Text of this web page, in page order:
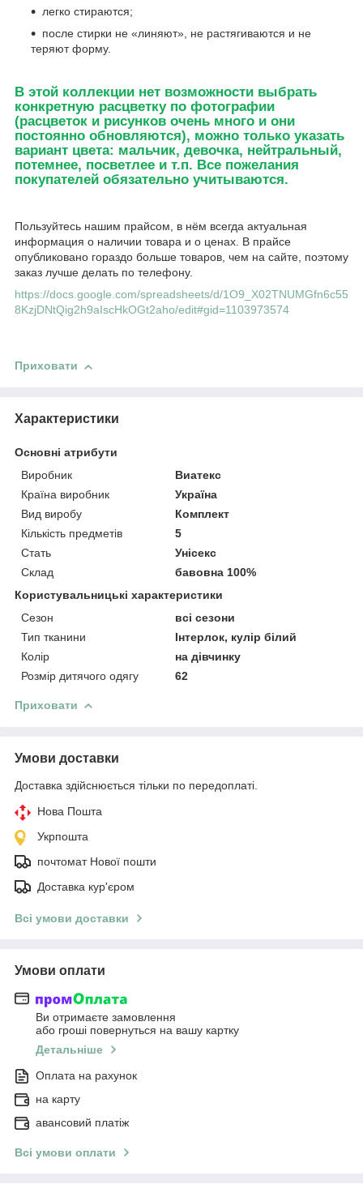
легко стираются;
после стирки не «линяют», не растягиваются и не
теряют форму.
В этой коллекции нет возможности выбрать
конкретную расцветку по фотографии
(расцветок и рисунков очень много и они
постоянно обновляются), можно только указать
вариант цвета: мальчик, девочка, нейтральный,
потемнее, посветлее и т.п. Все пожелания
покупателей обязательно учитываются.
Пользуйтесь нашим прайсом, в нём всегда актуальная
информация о наличии товара и о ценах. В прайсе
опубликовано гораздо больше товаров, чем на сайте, поэтому
заказ лучше делать по телефону.
https://docs.google.com/spreadsheets/d/1O9_X02TNUMGfn6c55
8KzjDNtQig2h9aIscHkOGt2aho/edit#gid=1103973574
Приховати
Характеристики
Основні атрибути
Виробник
Виатекс
Країна виробник
Україна
Вид виробу
Комплект
Кількість предметів
5
Стать
Унісекс
Склад
бавовна 100%
Користувальницькі характеристики
Сезон
всі сезони
Тип тканини
Інтерлок, кулір білий
Колір
на дівчинку
Розмір дитячого одягу
62
Приховати
Умови доставки
Доставка здійснюється тільки по передоплаті.
Нова Пошта
Укрпошта
почтомат Нової пошти
Доставка кур'єром
Всі умови доставки
Умови оплати
Ви отримаєте замовлення
або гроші повернуться на вашу картку
Детальніше
Оплата на рахунок
на карту
авансовий платіж
Всі умови оплати